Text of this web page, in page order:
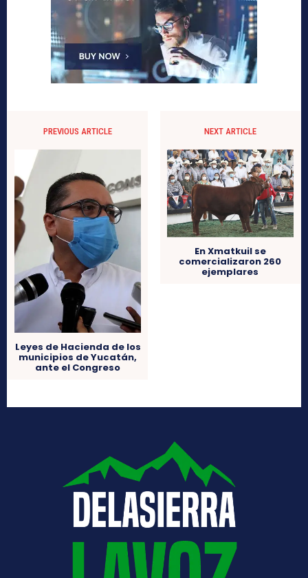
PREVIOUS ARTICLE
Leyes de Hacienda de los
municipios de Yucatán,
ante el Congreso
NEXT ARTICLE
En Xmatkuil se
comercializaron 260
ejemplares